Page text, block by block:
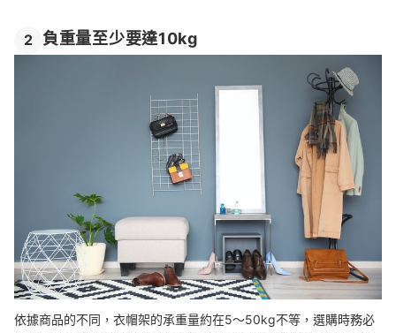
2 負重量至少要達10kg
依據商品的不同，衣帽架的承重量約在5～50kg不等，選購時務必